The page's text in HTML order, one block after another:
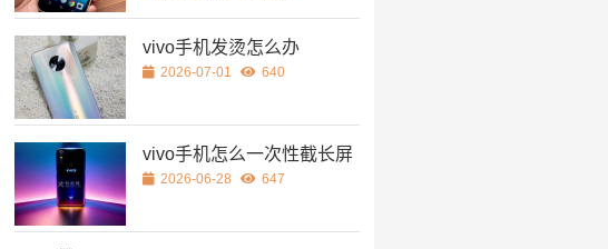
vivo手机发烫怎么办
2026-07-01 640
vivo手机怎么一次性截长屏
2026-06-28 647